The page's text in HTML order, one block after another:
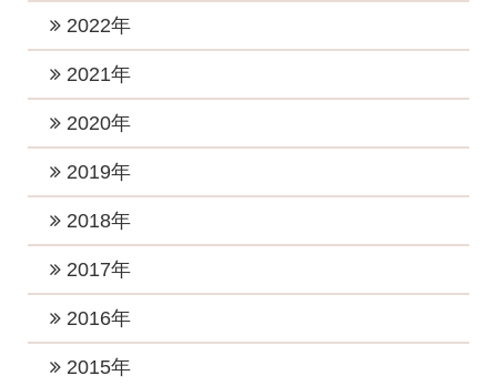
2026年3月 (1)
2026年2月 (1)
2025年8月 (1)
2025年6月 (2)
2025年5月 (1)
2025年2月 (2)
2025年1月 (2)
2024年10月 (1)
2024年9月 (2)
2024年8月 (1)
2024年6月 (3)
2024年4月 (2)
2024年3月 (2)
2024年2月 (1)
2023年12月 (1)
2023年8月 (2)
2023年7月 (2)
2023年5月 (1)
2023年4月 (2)
2023年2月 (2)
2023年1月 (5)
2022年
2022年12月 (1)
2022年10月 (1)
2022年8月 (1)
2022年7月 (4)
2022年6月 (1)
2022年4月 (1)
2022年3月 (1)
2021年
2021年11月 (4)
2021年8月 (2)
2021年7月 (1)
2021年6月 (4)
2021年5月 (1)
2020年
2020年12月 (2)
2020年10月 (2)
2020年8月 (3)
2020年7月 (2)
2020年5月 (2)
2019年
2019年12月 (2)
2019年10月 (3)
2019年7月 (3)
2019年5月 (1)
2018年
2018年12月 (2)
2018年10月 (1)
2018年8月 (3)
2017年
2017年12月 (3)
2016年
2016年12月 (4)
2015年